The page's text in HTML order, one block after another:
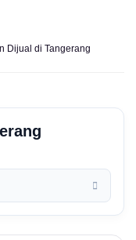
Dijual di Tangerang